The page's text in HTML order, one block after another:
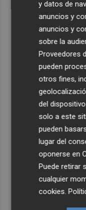
y datos de
anuncios y
anuncios y
sobre la
Proveedores
pueden
otros fines,
del
solo a este
pueden
lugar del
oponerse en
Puede retirar
cualquier
cookies .